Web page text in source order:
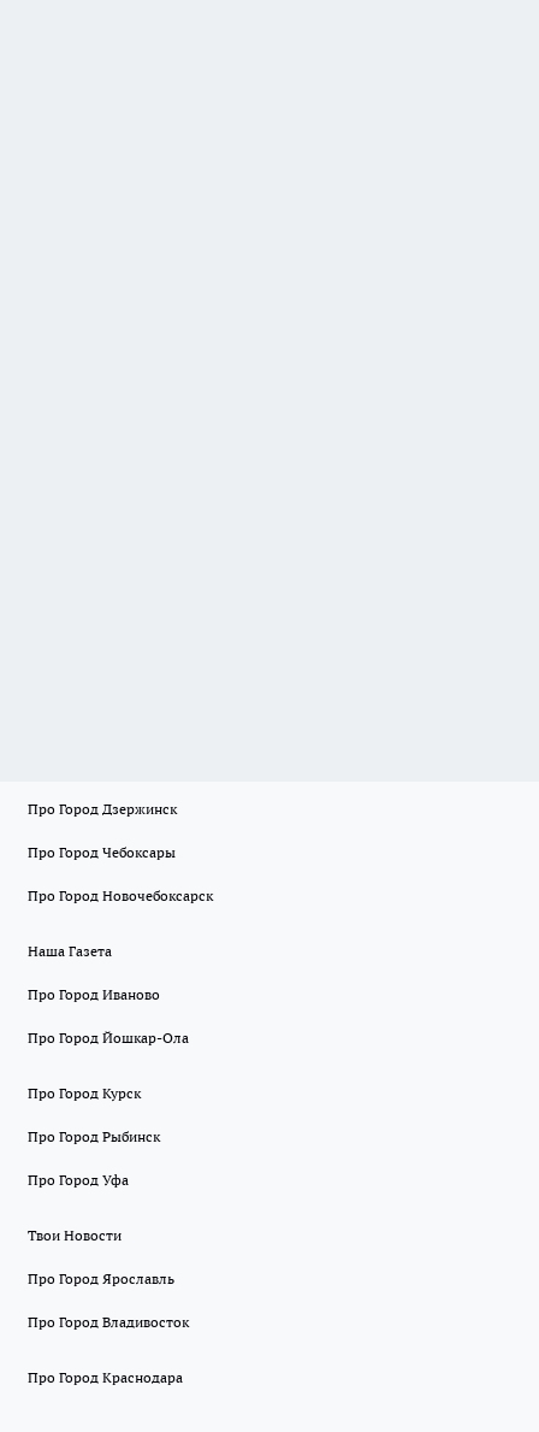
Про Город Дзержинск
Про Город Чебоксары
Про Город Новочебоксарск
Наша Газета
Про Город Иваново
Про Город Йошкар-Ола
Про Город Курск
Про Город Рыбинск
Про Город Уфа
Твои Новости
Про Город Ярославль
Про Город Владивосток
Про Город Краснодара